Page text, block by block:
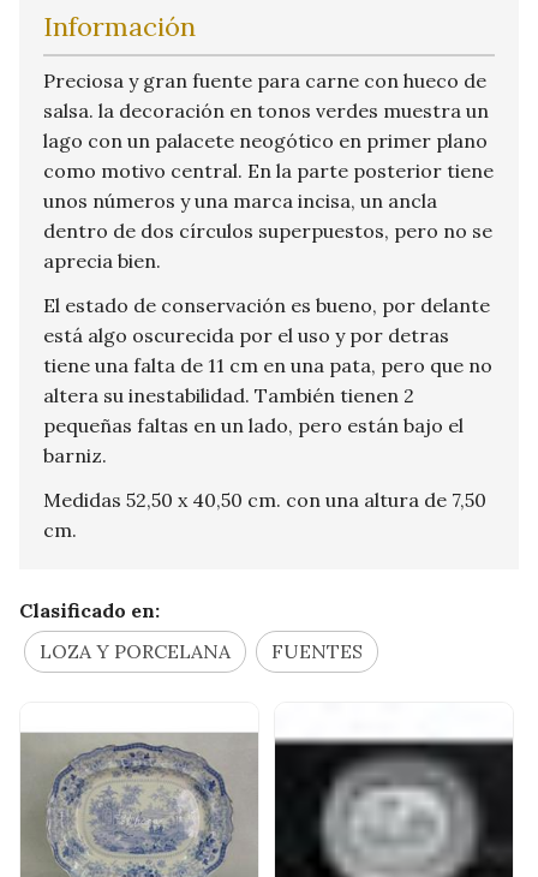
Información
Preciosa y gran fuente para carne con hueco de
salsa. la decoración en tonos verdes muestra un
lago con un palacete neogótico en primer plano
como motivo central. En la parte posterior tiene
unos números y una marca incisa, un ancla
dentro de dos círculos superpuestos, pero no se
aprecia bien.
El estado de conservación es bueno, por delante
está algo oscurecida por el uso y por detras
tiene una falta de 11 cm en una pata, pero que no
altera su inestabilidad. También tienen 2
pequeñas faltas en un lado, pero están bajo el
barniz.
Medidas 52,50 x 40,50 cm. con una altura de 7,50
cm.
Clasificado en:
LOZA Y PORCELANA
FUENTES